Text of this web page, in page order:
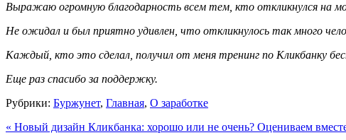
Выражаю огромную благодарность всем тем, кто откликнулся на
Не ожидал и был приятно удивлен, что откликнулось так много
Каждый, кто это сделал, получил от меня тренинг по Кликбанку
Еще раз спасибо за поддержку.
Рубрики: Буржунет, Главная, О заработке
« Новый дизайн Кликбанка: хорошо или не очень? Оцениваем